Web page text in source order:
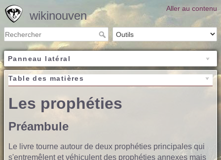
Aller au contenu
wikinouven
Panneau latéral
Table des matières
Les prophéties
Préambule
Le livre tourne autour de deux prophéties principales qui
s'entremêlent et véhiculent des prophéties annexes mais